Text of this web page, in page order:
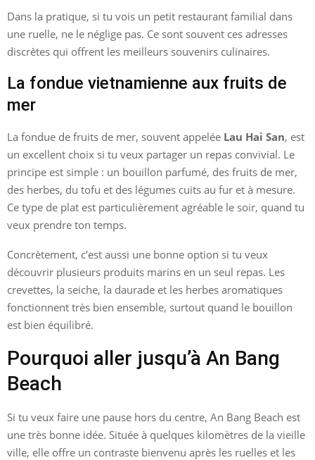
Dans la pratique, si tu vois un petit restaurant familial dans
une ruelle, ne le néglige pas. Ce sont souvent ces adresses
discrètes qui offrent les meilleurs souvenirs culinaires.
La fondue vietnamienne aux fruits de
mer
La fondue de fruits de mer, souvent appelée Lau Hai San, est
un excellent choix si tu veux partager un repas convivial. Le
principe est simple : un bouillon parfumé, des fruits de mer,
des herbes, du tofu et des légumes cuits au fur et à mesure.
Ce type de plat est particulièrement agréable le soir, quand tu
veux prendre ton temps.
Concrètement, c’est aussi une bonne option si tu veux
découvrir plusieurs produits marins en un seul repas. Les
crevettes, la seiche, la daurade et les herbes aromatiques
fonctionnent très bien ensemble, surtout quand le bouillon
est bien équilibré.
Pourquoi aller jusqu’à An Bang
Beach
Si tu veux faire une pause hors du centre, An Bang Beach est
une très bonne idée. Située à quelques kilomètres de la vieille
ville, elle offre un contraste bienvenu après les ruelles et les